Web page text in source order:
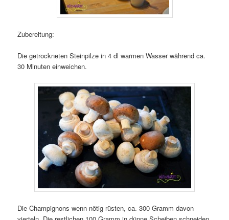
Zubereitung:
Die getrockneten Steinpilze in 4 dl warmen Wasser während ca.
30 Minuten einweichen.
Die Champignons wenn nötig rüsten, ca. 300 Gramm davon